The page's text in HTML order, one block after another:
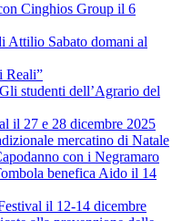
Cinghios Group il 6
Sabato domani al
Reali”
studenti dell’Agrario del
27 e 28 dicembre 2025
mercatino di Natale
con i Negramaro
benefica Aido il 14
il 12-14 dicembre